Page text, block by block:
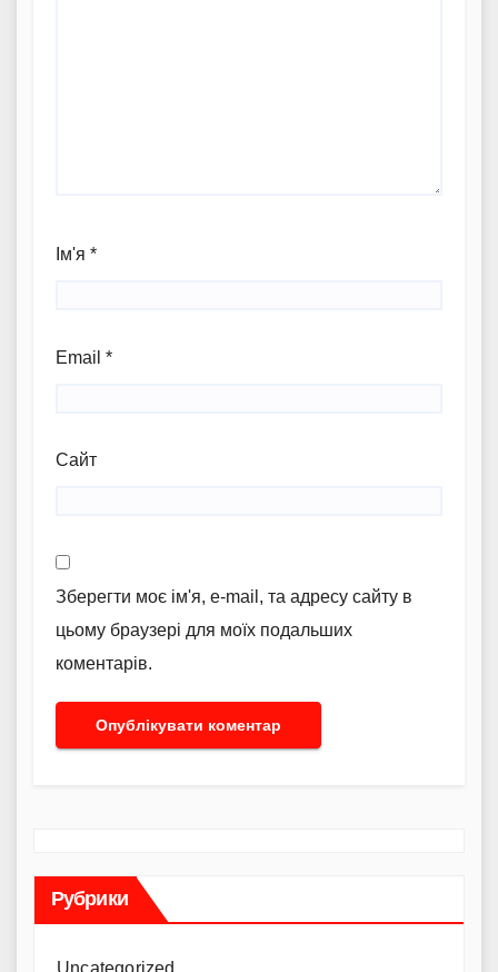
Ім'я *
Email *
Сайт
Зберегти моє ім'я, e-mail, та адресу сайту в
цьому браузері для моїх подальших
коментарів.
Рубрики